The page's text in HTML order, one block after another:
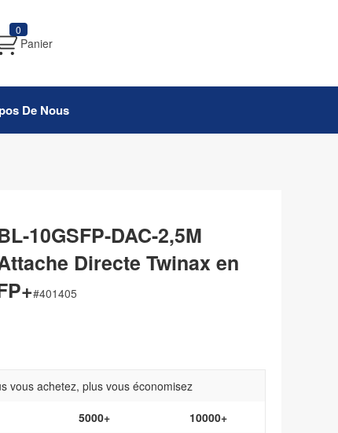
0
Panier
De Nous
10GSFP-DAC-2,5M
Directe Twinax en
#401405
vous achetez, plus vous économisez
5000+ 10000+